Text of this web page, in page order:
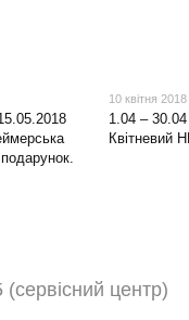
10 квітня 2018
1.04 –
Квітневий
центр)